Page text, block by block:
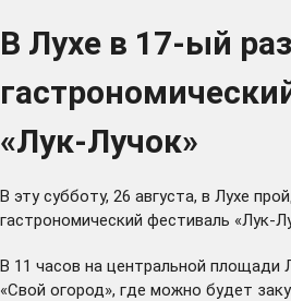
В Лухе в 17-ый
«Лук-Лучок»
В эту субботу, 26 августа, в Лухе
гастрономический фестиваль «Лук-
В 11 часов на центральной площади
«Свой огород», где можно будет